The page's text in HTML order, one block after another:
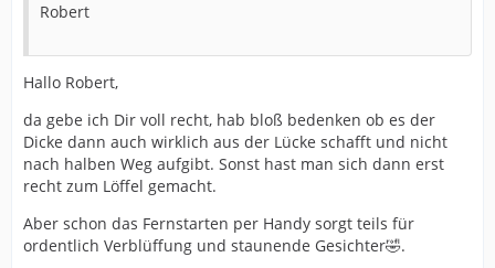
Robert
Hallo Robert,
da gebe ich Dir voll recht, hab bloß bedenken ob es der
Dicke dann auch wirklich aus der Lücke schafft und nicht
nach halben Weg aufgibt. Sonst hast man sich dann erst
recht zum Löffel gemacht.
Aber schon das Fernstarten per Handy sorgt teils für
ordentlich Verblüffung und staunende Gesichter🤣.